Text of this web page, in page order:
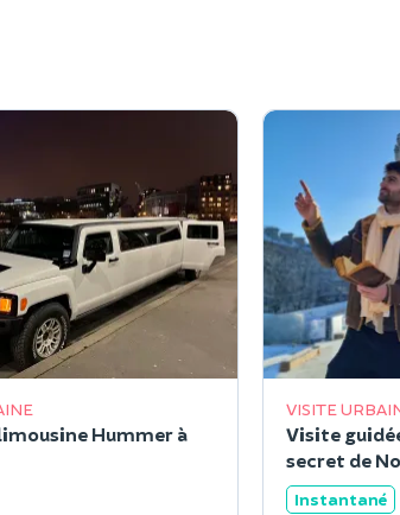
Hummer à
VISITE
Visite
secret de
Instantané